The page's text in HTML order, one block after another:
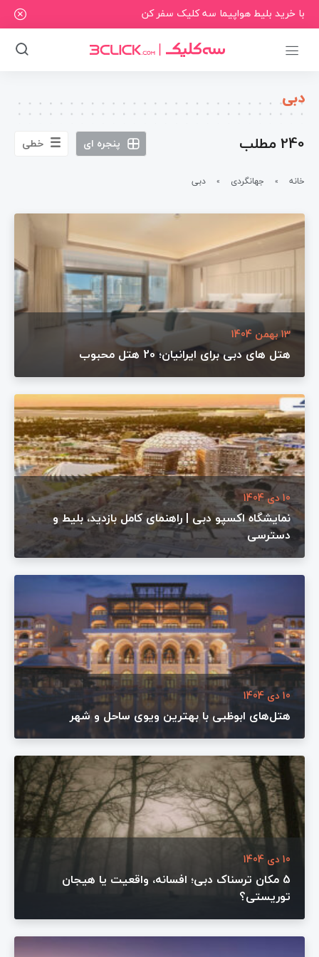
با خرید بلیط هواپیما سه کلیک سفر کن
دبی
240 مطلب پنجره ای خطی
خانه » جهانگردی » دبی
13 بهمن 1404
هتل های دبی برای ایرانیان؛ 20 هتل محبوب
10 دی 1404
نمایشگاه اکسپو دبی | راهنمای کامل بازدید، بلیط و
دسترسی
10 دی 1404
هتل‌های ابوظبی با بهترین ویوی ساحل و شهر
10 دی 1404
5 مکان‌ ترسناک دبی؛ افسانه، واقعیت یا هیجان
توریستی؟